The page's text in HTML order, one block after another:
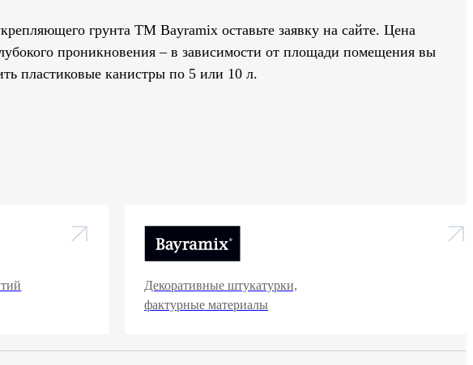
грунта ТМ Bayramix оставьте заявку на сайте. Цена
проникновения – в зависимости от площади помещения вы
пластиковые канистры по 5 или 10 л.
Декоративные штукатурки,
фактурные материалы